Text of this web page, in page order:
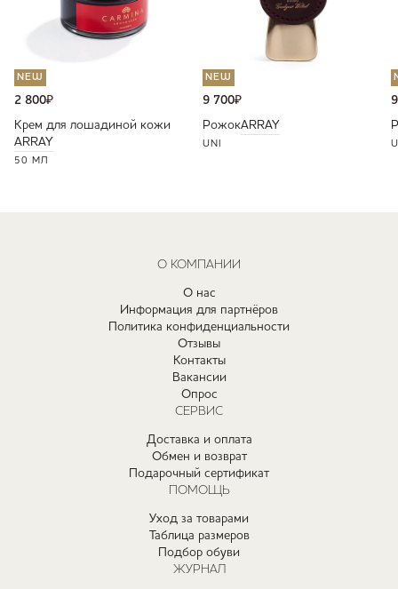
NEW
2 800₽
Крем для лошадиной кожи
ARRAY
50 МЛ
NEW
9 700₽
РожокARRAY
UNI
О КОМПАНИИ
О нас
Информация для партнёров
Политика конфиденциальности
Отзывы
Контакты
Вакансии
Опрос
СЕРВИС
Доставка и оплата
Обмен и возврат
Подарочный сертификат
ПОМОЩЬ
Уход за товарами
Таблица размеров
Подбор обуви
ЖУРНАЛ